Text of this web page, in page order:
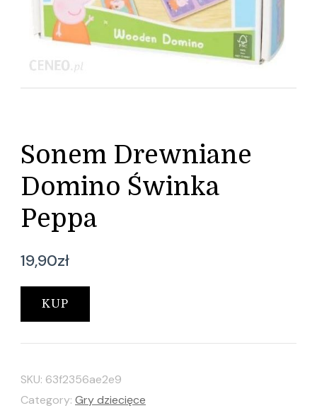
Sonem Drewniane
Domino Świnka
Peppa
19,90zł
KUP
SKU: 63f2356ae2e9
Category: Gry dziecięce